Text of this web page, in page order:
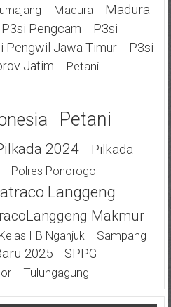
Madura
Madura
P3si Pengcam
P3si
Pengwil Jawa Timur
P3si
Jatim Petani
Petani
2024
Pilkada
Polres Ponorogo
Langgeng
Makmur
IIB Nganjuk
Sampang
2025
SPPG
Tulungagung